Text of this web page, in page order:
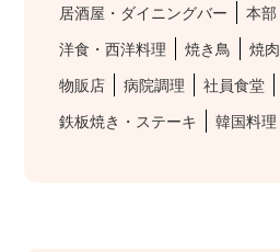
居酒屋・ダイニングバー
本部
洋食・西洋料理
焼き鳥
焼肉
物販店
病院調理
社員食堂
鉄板焼き・ステーキ
韓国料理